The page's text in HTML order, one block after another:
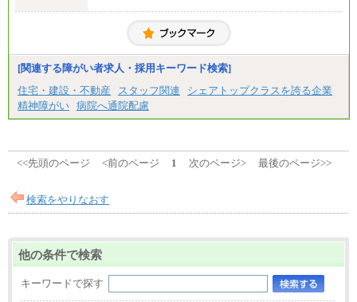
大学院卒/月給256,000円～288,000円
大学卒/月給240,000円～270,000円
短大・高専卒/月給216,000円～243,000円
■特定職員※
大学院卒/月給234,000円～263,000円
大学卒/月給219,000円～246,000円
短大・高専卒/月給197,000円～222,000円
※拠点型職員、特定職員の給与は、生活の拠点が定
す。
中途：
月給制
226,600円～390,100円（勤務地域等により異なりま
ます。
・試用期間中も同額支給します。
[関連する障がい者求人・採用キーワード検索]
住宅・建設・不動産
スタッフ関連
シェアトップクラスを誇る企業
精神障がい 病院へ通院配慮
<<先頭のページ <前のページ 1 次のページ> 最後のページ>>
検索をやりなおす
他の条件で検索
キーワードで探す